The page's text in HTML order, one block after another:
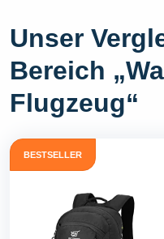
Unser
Bereich
Flugzeug“
BESTSELLER